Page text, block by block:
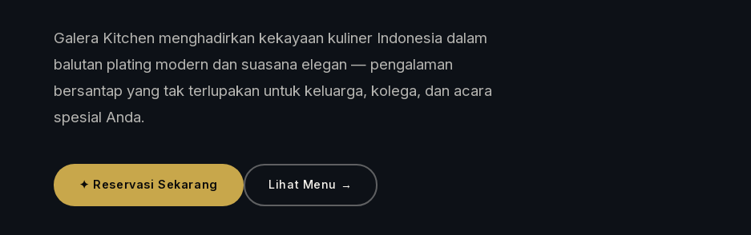
Galera Kitchen menghadirkan kekayaan kuliner Indonesia dalam
balutan plating modern dan suasana elegan — pengalaman
bersantap yang tak terlupakan untuk keluarga, kolega, dan acara
spesial Anda.
✦ Reservasi Sekarang Lihat Menu →